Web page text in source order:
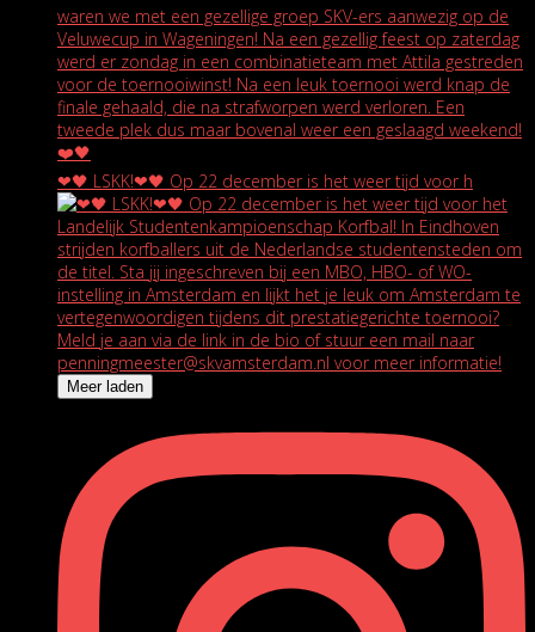
❤🖤 LSKK!❤🖤 Op 22 december is het weer tijd voor h
Meer laden